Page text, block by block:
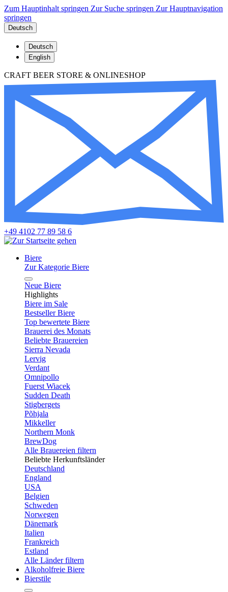
Zum Hauptinhalt springen Zur Suche springen Zur Hauptnavigation
springen
Deutsch
Deutsch
English
CRAFT BEER STORE & ONLINESHOP
+49 4102 77 89 58 6
Biere
Zur Kategorie Biere
Neue Biere
Highlights
Biere im Sale
Bestseller Biere
Top bewertete Biere
Brauerei des Monats
Beliebte Brauereien
Sierra Nevada
Lervig
Verdant
Omnipollo
Fuerst Wiacek
Sudden Death
Stigbergets
Põhjala
Mikkeller
Northern Monk
BrewDog
Alle Brauereien filtern
Beliebte Herkunftsländer
Deutschland
England
USA
Belgien
Schweden
Norwegen
Dänemark
Italien
Frankreich
Estland
Alle Länder filtern
Alkoholfreie Biere
Bierstile